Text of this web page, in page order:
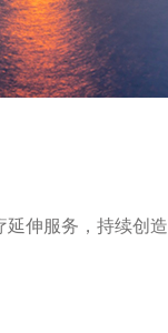
伸服务，持续创